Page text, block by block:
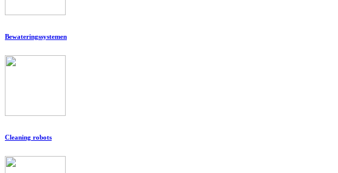
Bewateringssystemen
Cleaning robots